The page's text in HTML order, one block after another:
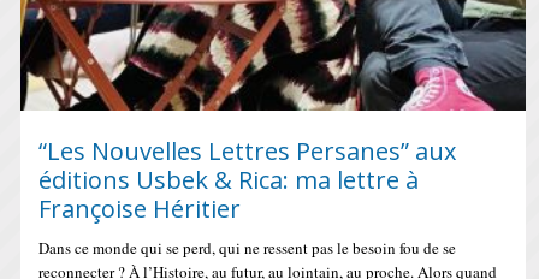
“Les Nouvelles Lettres Persanes” aux
éditions Usbek & Rica: ma lettre à
Françoise Héritier
Dans ce monde qui se perd, qui ne ressent pas le besoin fou de se
reconnecter ? À l’Histoire, au futur, au lointain, au proche. Alors quand